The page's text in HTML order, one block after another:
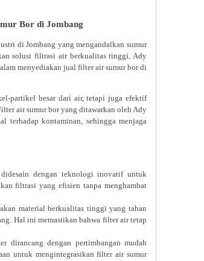
Bor di Jombang
di Jombang yang mengandalkan sumur
solusi filtrasi air berkualitas tinggi, Ady
menyediakan jual filter air sumur bor di
partikel besar dari air, tetapi juga efektif
air sumur bor yang ditawarkan oleh Ady
terhadap kontaminan, sehingga menjaga
dengan teknologi inovatif untuk
filtrasi yang efisien tanpa menghambat
material berkualitas tinggi yang tahan
Hal ini memastikan bahwa filter air tetap
dirancang dengan pertimbangan mudah
untuk mengintegrasikan filter air sumur